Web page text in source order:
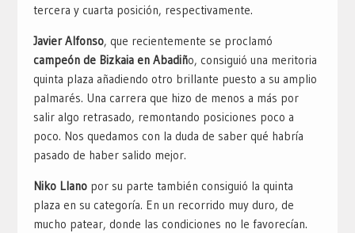
tercera y cuarta posición, respectivamente.
Javier Alfonso, que recientemente se proclamó
campeón de Bizkaia en Abadiño, consiguió una meritoria
quinta plaza añadiendo otro brillante puesto a su amplio
palmarés. Una carrera que hizo de menos a más por
salir algo retrasado, remontando posiciones poco a
poco. Nos quedamos con la duda de saber qué habría
pasado de haber salido mejor.
Niko Llanopor su parte también consiguió la quinta
plaza en su categoría. En un recorrido muy duro, de
mucho patear, donde las condiciones no le favorecían.